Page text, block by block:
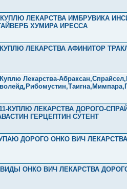
КУПЛЮ ЛЕКАРСТВА ИМБРУВИКА
ХУМИРА ИРЕССА
КУПЛЮ ЛЕКАРСТВА АФИНИТОР
Куплю Лекарства-
11-КУПЛЮ ЛЕКАРСТВА ДОРОГО-
ГЕРЦЕПТИН СУТЕНТ
ДОРОГО ОНКО ВИЧ ЛЕКАРСТВА
ОНКО ВИЧ ЛЕКАРСТВА ДОРОГО